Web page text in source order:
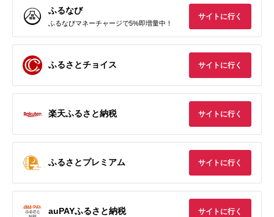
ふるなび
ふるなびマネーチャージで5%即増量中！
サイトに行く
ふるさとチョイス サイトに行く
楽天ふるさと納税 サイトに行く
ふるさとプレミアム サイトに行く
auPAYふるさと納税 サイトに行く